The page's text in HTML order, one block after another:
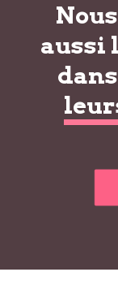
aussi
dans